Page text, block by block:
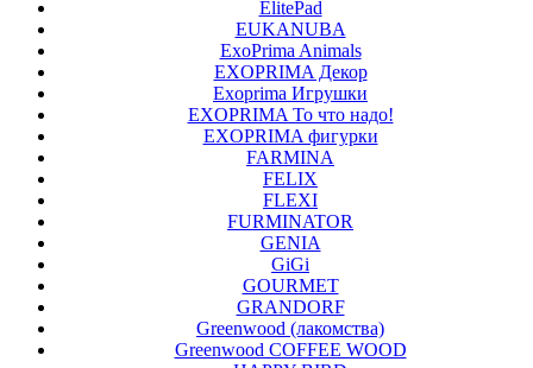
ElitePad
EUKANUBA
ExoPrima Animals
EXOPRIMA Декор
Exoprima Игрушки
EXOPRIMA То что надо!
EXOPRIMA фигурки
FARMINA
FELIX
FLEXI
FURMINATOR
GENIA
GiGi
GOURMET
GRANDORF
Greenwood (лакомства)
Greenwood COFFEE WOOD